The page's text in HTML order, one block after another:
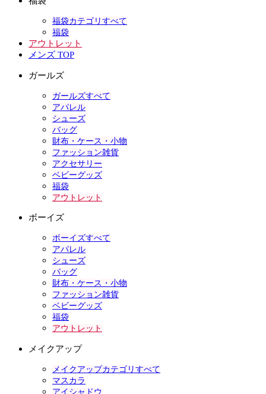
福袋カテゴリすべて
福袋
アウトレット
メンズ TOP
ガールズ
ガールズすべて
アパレル
シューズ
バッグ
財布・ケース・小物
ファッション雑貨
アクセサリー
ベビーグッズ
福袋
アウトレット
ボーイズ
ボーイズすべて
アパレル
シューズ
バッグ
財布・ケース・小物
ファッション雑貨
ベビーグッズ
福袋
アウトレット
メイクアップ
メイクアップカテゴリすべて
マスカラ
アイシャドウ